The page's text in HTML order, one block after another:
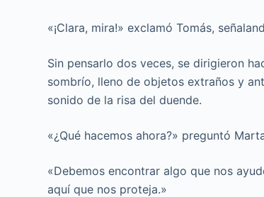
«¡Clara, mira!» exclamó Tomás,
Sin pensarlo dos veces, se dirigieron
sombrío, lleno de objetos extraños y
sonido de la risa del duende.
«¿Qué hacemos ahora?» preguntó
«Debemos encontrar algo que nos
aquí que nos proteja.»